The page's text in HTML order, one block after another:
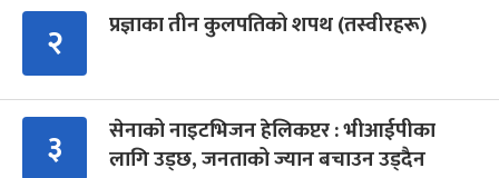
२ प्रज्ञाका तीन कुलपतिको शपथ (तस्वीरहरू)
३
सेनाको नाइटभिजन हेलिकप्टर : भीआईपीका
लागि उड्छ, जनताको ज्यान बचाउन उड्दैन